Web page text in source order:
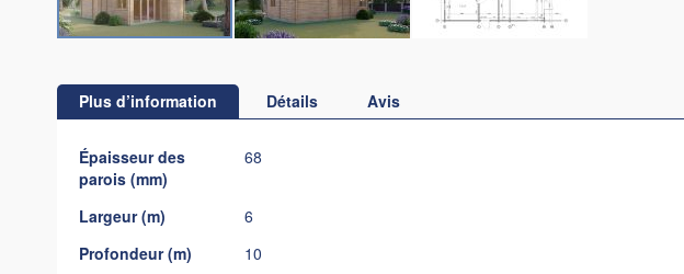
the
beginning
images
Plus d’information
Plus
d’information
Épaisseur des
parois (mm)
68
Largeur (m)
6
Profondeur (m)
10
Détails Avis